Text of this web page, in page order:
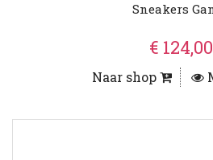
Sneakers
€ 124,00
Naar shop